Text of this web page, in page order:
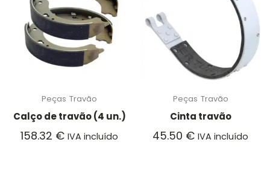
Peças Travão
Calço de travão (4 un.)
158.32 € IVA incluído
Peças Travão
Cinta travão
45.50 € IVA incluído